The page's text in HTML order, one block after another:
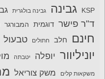
KSP גבינה גבינה בולגרית
ד"ר פישר דוגמית המבורגר
חינם חלב חתולים טבעול
יוניליוור יופלה יטבתה
משקאות קלים משק צוריאל